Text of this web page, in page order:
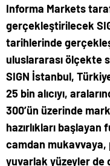
Informa Markets
gerçekleştirilecek
tarihlerinde
uluslararası ölçekte
SIGN İstanbul,
25 bin alıcıyı,
300’ün üzerinde
hazırlıkları
camdan
yuvarlak yüzeyler de